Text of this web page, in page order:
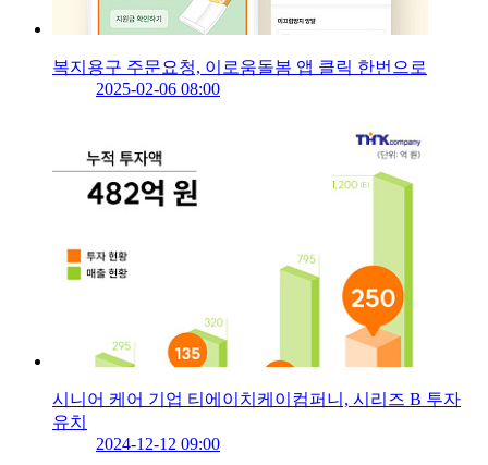
복지용구 주문요청, 이로움돌봄 앱 클릭 한번으로
2025-02-06 08:00
시니어 케어 기업 티에이치케이컴퍼니, 시리즈 B 투자
유치
2024-12-12 09:00